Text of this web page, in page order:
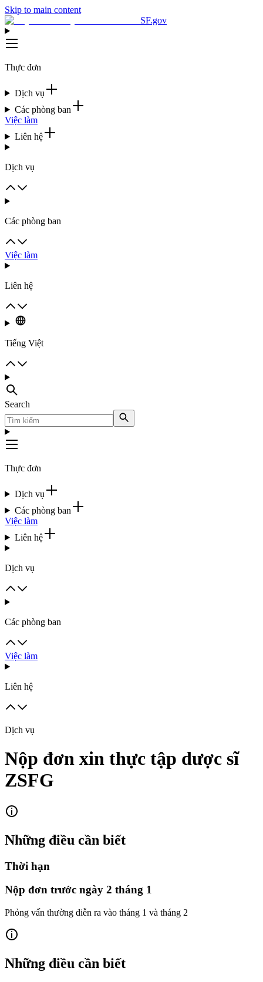
Skip to main content
SF.gov
Thực đơn
Dịch vụ
Các phòng ban
Việc làm
Liên hệ
Dịch vụ
Các phòng ban
Việc làm
Liên hệ
Tiếng Việt
Search
Thực đơn
Dịch vụ
Các phòng ban
Việc làm
Liên hệ
Dịch vụ
Các phòng ban
Việc làm
Liên hệ
Dịch vụ
Nộp đơn xin thực tập dược sĩ
ZSFG
Những điều cần biết
Thời hạn
Nộp đơn trước ngày 2 tháng 1
Phỏng vấn thường diễn ra vào tháng 1 và tháng 2
Những điều cần biết